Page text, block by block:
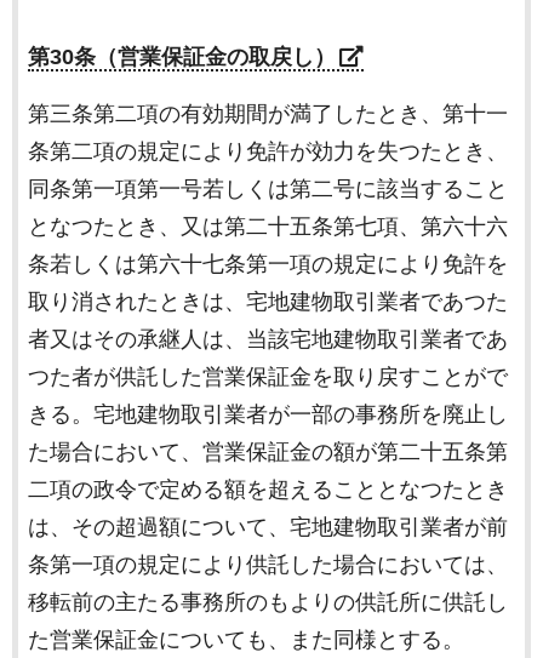
第30条（営業保証金の取戻し）
第三条第二項の有効期間が満了したとき、第十一
条第二項の規定により免許が効力を失つたとき、
同条第一項第一号若しくは第二号に該当すること
となつたとき、又は第二十五条第七項、第六十六
条若しくは第六十七条第一項の規定により免許を
取り消されたときは、宅地建物取引業者であつた
者又はその承継人は、当該宅地建物取引業者であ
つた者が供託した営業保証金を取り戻すことがで
きる。宅地建物取引業者が一部の事務所を廃止し
た場合において、営業保証金の額が第二十五条第
二項の政令で定める額を超えることとなつたとき
は、その超過額について、宅地建物取引業者が前
条第一項の規定により供託した場合においては、
移転前の主たる事務所のもよりの供託所に供託し
た営業保証金についても、また同様とする。